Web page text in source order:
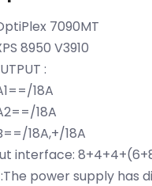
7090MT
8950 V3910
:
18A
18A
18A,+/18A
interface:
power supply has